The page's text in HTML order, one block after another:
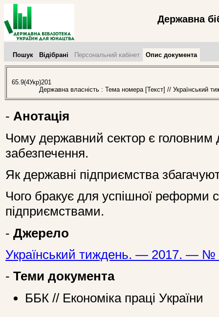
Державна
Пошук Відібрані Персональний кабінет Опис документа
65.9(4Укр)201
Державна власність : Тема номера [Текст] //
- Анотація
Чому державний сектор є головним
забезпечення.
Як державні підприємства
Чого бракує для успішної реформи
підприємствами.
- Джерело
Український тиждень. — 2017. — №
- Теми документа
ББК // Економіка праці України